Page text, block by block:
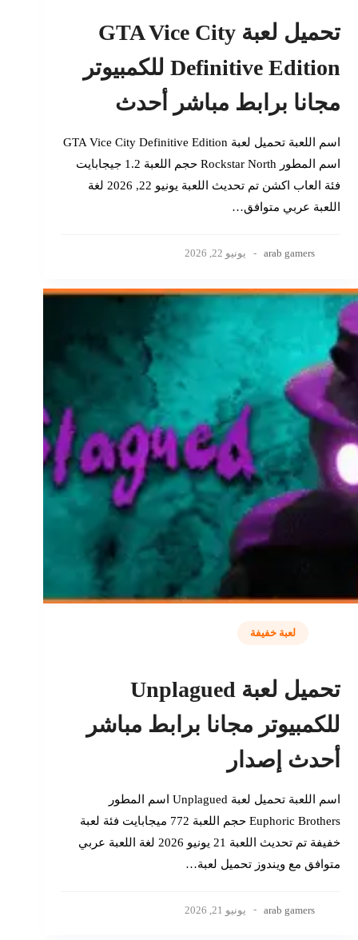
تحميل لعبة GTA Vice City
Definitive Edition للكمبيوتر
مجانا برابط مباشر أحدث
اسم اللعبة تحميل لعبة GTA Vice City Definitive Edition
اسم المطور Rockstar North حجم اللعبة 1.2 جيجابايت
فئة العاب اكشن تم تحديث اللعبة يونيو 22, 2026 لغة
اللعبة عربي متوافق…
arab gamers يونيو 22, 2026
لعبة خفيفة
تحميل لعبة Unplagued
للكمبيوتر مجانا برابط مباشر
أحدث إصدار
اسم اللعبة تحميل لعبة Unplagued اسم المطور
Euphoric Brothers حجم اللعبة 772 ميجابايت فئة لعبة
خفيفة تم تحديث اللعبة 21 يونيو 2026 لغة اللعبة عربي
متوافق مع ويندوز تحميل لعبة…
arab gamers يونيو 21, 2026